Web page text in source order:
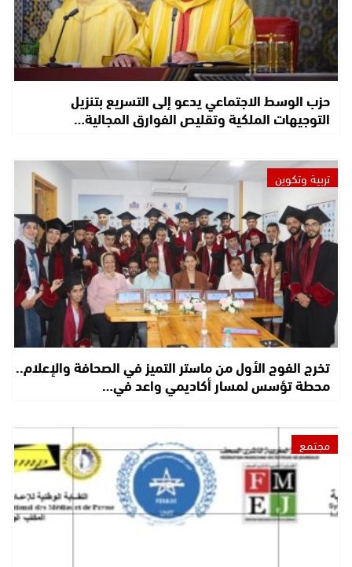
حزب الوسط الاجتماعي يدعو إلى التسريع بتنزيل
التوجيهات الملكية وتقليص الفوارق المجالية…
تربية وتكوين
تخرج الفوج الأول من ماستر التميز في الصحافة والإعلام..
محطة تؤسس لمسار أكاديمي واعد في…
مجتمع